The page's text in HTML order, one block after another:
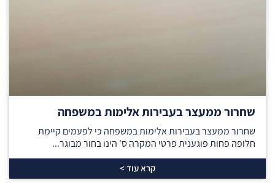
שחרור ממעצר בעבירות אלימות במשפחה
שחרור ממעצר בעבירות אלימות במשפחה כי לפעמים קיימת
חלופה פחות פוגענית פרטי המקרה ס' הינו בחור מבוגר...
קרא עוד >